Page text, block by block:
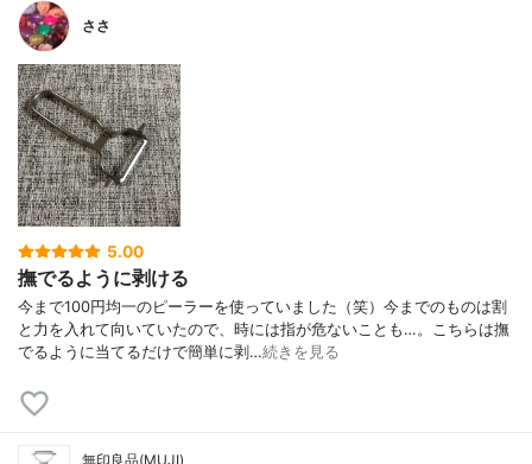
ささ
5.00
撫でるように剥ける
今まで100円均一のピーラーを使っていました（笑）今までのものは割
と力を入れて向いていたので、時には指が危ないことも…。こちらは撫
でるように当てるだけで簡単に剥…続きを見る
無印良品(MUJI)